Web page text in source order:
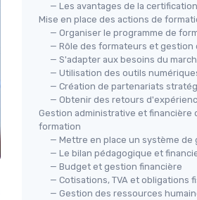
— Les avantages de la
Mise en place des actions de
— Organiser le programme de
— Rôle des formateurs et gestion
— S'adapter aux besoins du
— Utilisation des outils
— Création de partenariats
— Obtenir des retours
Gestion administrative et financière
formation
— Mettre en place un système de
— Le bilan pédagogique et
— Budget et gestion financière
— Cotisations, TVA et obligations
— Gestion des ressources